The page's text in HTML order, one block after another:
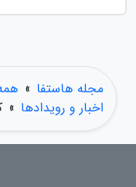
مجله هاستفا »
اخبار و رویدادها »